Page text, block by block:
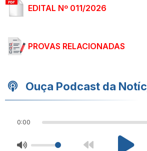
EDITAL Nº 011/2026
PROVAS RELACIONADAS
Ouça Podcast da Notíc
0:00